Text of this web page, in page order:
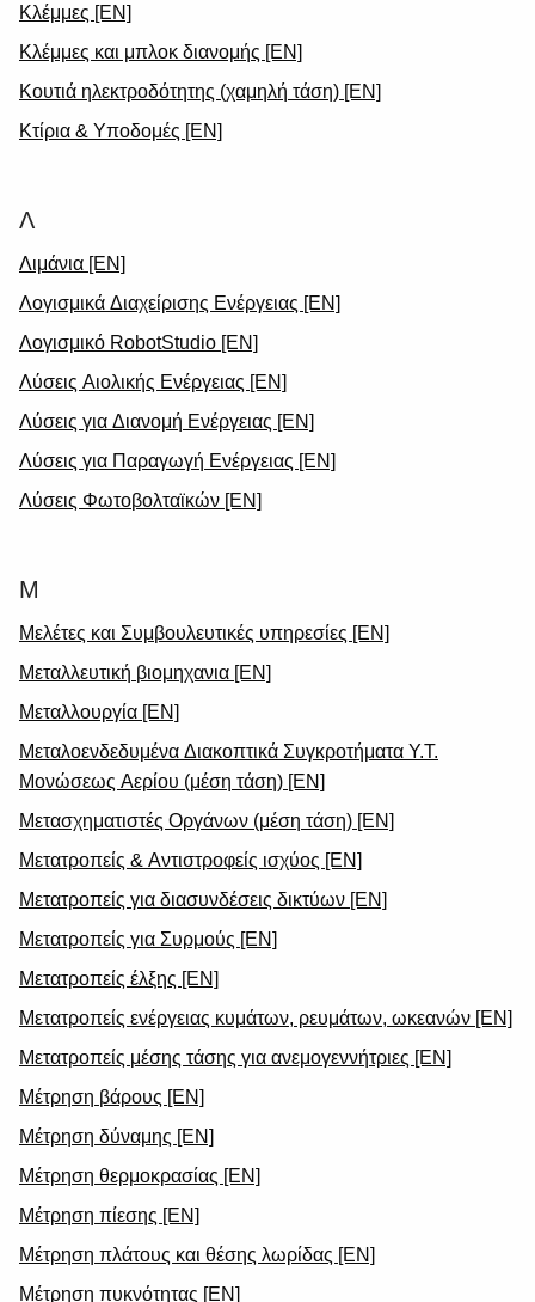
Κλέμμες [EN]
Κλέμμες και μπλοκ διανομής [EN]
Κουτιά ηλεκτροδότητης (χαμηλή τάση) [EN]
Κτίρια & Υποδομές [EN]
Λ
Λιμάνια [EN]
Λογισμικά Διαχείρισης Ενέργειας [EN]
Λογισμικό RobotStudio [EN]
Λύσεις Αιολικής Ενέργειας [EN]
Λύσεις για Διανομή Ενέργειας [EN]
Λύσεις για Παραγωγή Ενέργειας [EN]
Λύσεις Φωτοβολταϊκών [EN]
Μ
Μελέτες και Συμβουλευτικές υπηρεσίες [EN]
Μεταλλευτική βιομηχανια [EN]
Μεταλλουργία [EN]
Μεταλοενδεδυμένα Διακοπτικά Συγκροτήματα Υ.Τ.
Μονώσεως Αερίου (μέση τάση) [EN]
Μετασχηματιστές Οργάνων (μέση τάση) [EN]
Μετατροπείς & Αντιστροφείς ισχύος [EN]
Μετατροπείς για διασυνδέσεις δικτύων [EN]
Μετατροπείς για Συρμούς [EN]
Μετατροπείς έλξης [EN]
Μετατροπείς ενέργειας κυμάτων, ρευμάτων, ωκεανών [EN]
Μετατροπείς μέσης τάσης για ανεμογεννήτριες [EN]
Μέτρηση βάρους [EN]
Μέτρηση δύναμης [EN]
Μέτρηση θερμοκρασίας [EN]
Μέτρηση πίεσης [EN]
Μέτρηση πλάτους και θέσης λωρίδας [EN]
Μέτρηση πυκνότητας [EN]